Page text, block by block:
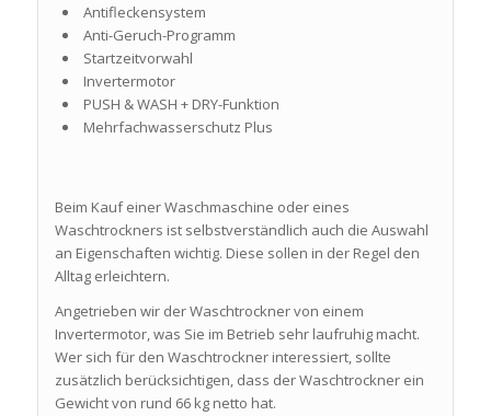
Antifleckensystem
Anti-Geruch-Programm
Startzeitvorwahl
Invertermotor
PUSH & WASH + DRY-Funktion
Mehrfachwasserschutz Plus
Beim Kauf einer Waschmaschine oder eines
Waschtrockners ist selbstverständlich auch die Auswahl
an Eigenschaften wichtig. Diese sollen in der Regel den
Alltag erleichtern.
Angetrieben wir der Waschtrockner von einem
Invertermotor, was Sie im Betrieb sehr laufruhig macht.
Wer sich für den Waschtrockner interessiert, sollte
zusätzlich berücksichtigen, dass der Waschtrockner ein
Gewicht von rund 66 kg netto hat.